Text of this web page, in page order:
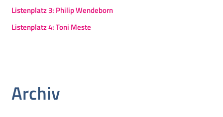
Listenplatz 3: Philip Wendeborn
Listenplatz 4: Toni Meste
Archiv